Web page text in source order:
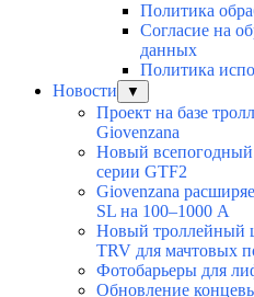
Политика
Согласие на
данных
Политика
Новости
▼
Проект на базе
Giovenzana
Новый всепогодный
серии GTF2
Giovenzana
SL на 100–1000 А
Новый троллейный
TRV для мачтовых
Фотобарьеры для
Обновление